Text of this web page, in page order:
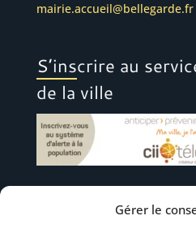
Gérer le
mairie.accueil@bellegarde.fr
S’inscrire au
de la ville
Suivez-nous